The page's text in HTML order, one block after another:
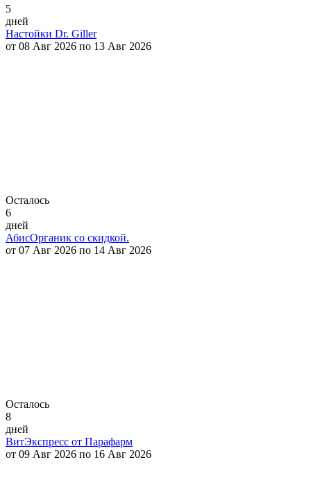
5
дней
Настойки Dr. Giller
от 08 Авг 2026 по 13 Авг 2026
Осталось
6
дней
АбисОрганик со скидкой.
от 07 Авг 2026 по 14 Авг 2026
Осталось
8
дней
ВитЭкспресс от Парафарм
от 09 Авг 2026 по 16 Авг 2026